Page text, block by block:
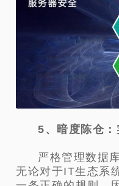
5、暗度陈仓
严格管理数据
无论对于IT生态系